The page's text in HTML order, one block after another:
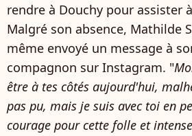
rendre à Douchy pour assister
Malgré son absence, Mathilde
même envoyé un message à
compagnon sur Instagram. "
être à tes côtés aujourd'hui,
pas pu, mais je suis avec toi en
courage pour cette folle et